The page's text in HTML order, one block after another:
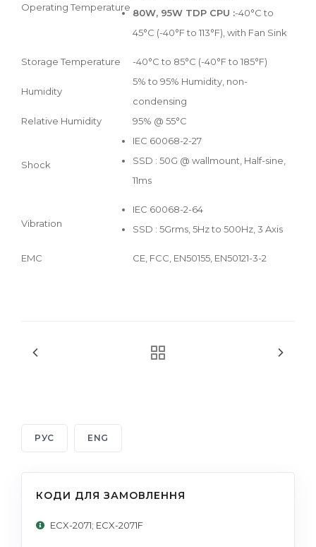
Operating Temperature 80W, 95W TDP CPU :-40°C to
45°C (-40°F to 113°F), with Fan Sink
Storage Temperature -40°C to 85°C (-40°F to 185°F)
Humidity
5% to 95% Humidity, non-
condensing
Relative Humidity
95% @ 55°C
Shock
IEC 60068-2-27
SSD : 50G @ wallmount, Half-sine,
11ms
Vibration
IEC 60068-2-64
SSD : 5Grms, 5Hz to 500Hz, 3 Axis
EMC CE, FCC, EN50155, EN50121-3-2
РУС ENG
КОДИ ДЛЯ ЗАМОВЛЕННЯ
ECX-2071; ECX-2071F